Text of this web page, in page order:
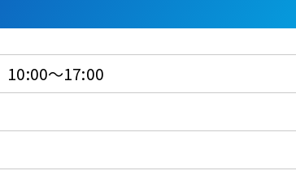
10:00～17:00